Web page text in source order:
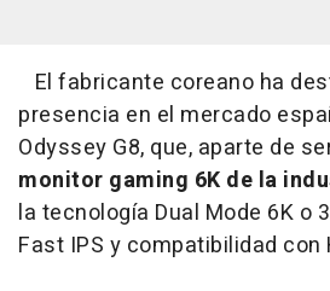
El fabricante coreano ha
presencia en el mercado
Odyssey G8, que, aparte de
monitor gaming 6K de la
la tecnología Dual Mode 6K o
Fast IPS y compatibilidad con